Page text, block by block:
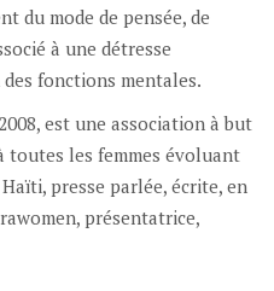
du mode de pensée, de
à une détresse
fonctions mentales.
est une association à but
les femmes évoluant
presse parlée, écrite, en
présentatrice,